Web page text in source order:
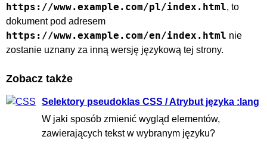
https://www.example.com/pl/index.html, to
dokument pod adresem
https://www.example.com/en/index.html nie
zostanie uznany za inną wersję językową tej strony.
Zobacz także
Selektory pseudoklas CSS / Atrybut języka :lang
W jaki sposób zmienić wygląd elementów,
zawierających tekst w wybranym języku?